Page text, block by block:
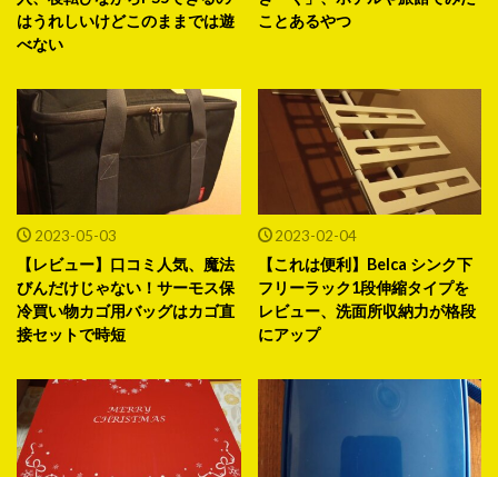
はうれしいけどこのままでは遊
べない
ことあるやつ
2023-05-03
【レビュー】口コミ人気、魔法
びんだけじゃない！サーモス保
冷買い物カゴ用バッグはカゴ直
接セットで時短
2023-02-04
【これは便利】Belca シンク下
フリーラック1段伸縮タイプを
レビュー、洗面所収納力が格段
にアップ